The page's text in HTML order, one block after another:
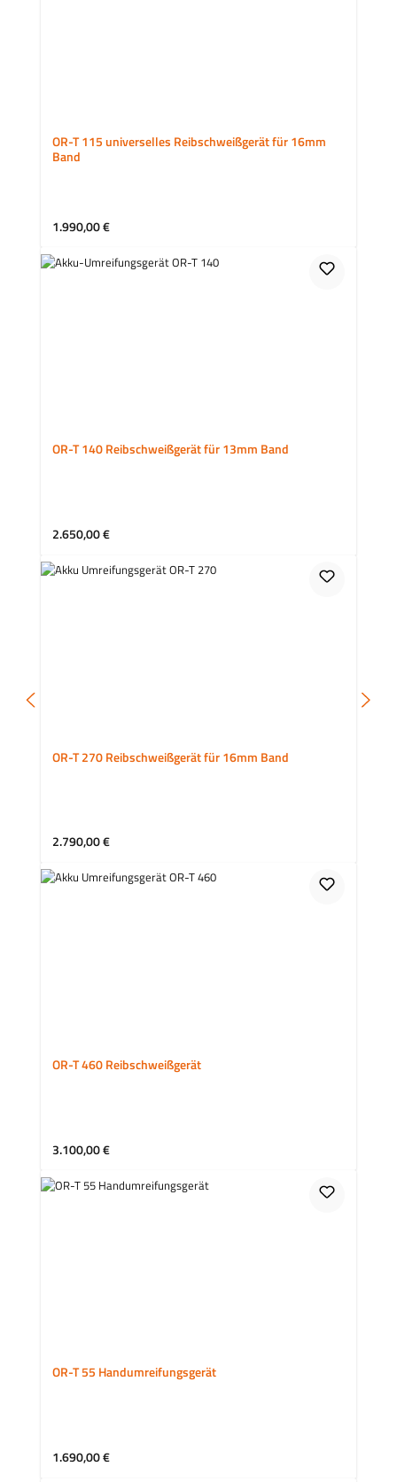
OR-T 115 universelles Reibschweißgerät für 16mm
Band
Regulärer Preis:
1.990,00 €
OR-T 140 Reibschweißgerät für 13mm Band
Regulärer Preis:
2.650,00 €
OR-T 270 Reibschweißgerät für 16mm Band
Regulärer Preis:
2.790,00 €
OR-T 460 Reibschweißgerät
Regulärer Preis:
3.100,00 €
OR-T 55 Handumreifungsgerät
Regulärer Preis:
1.690,00 €